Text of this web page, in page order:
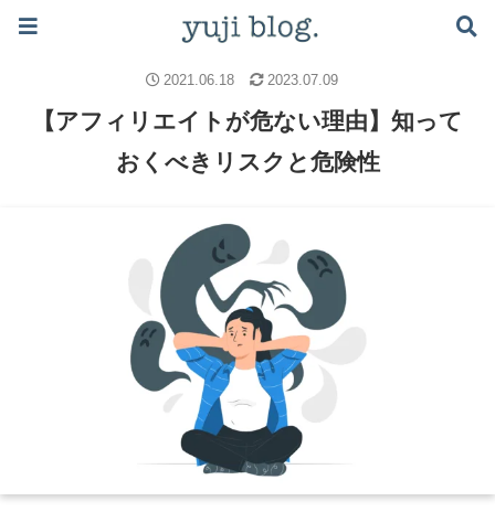
アフィリエイトの始め方
【アフィリエイトが危ない理由】知って
おくべきリスクと危険性
2021.06.18 2023.07.09